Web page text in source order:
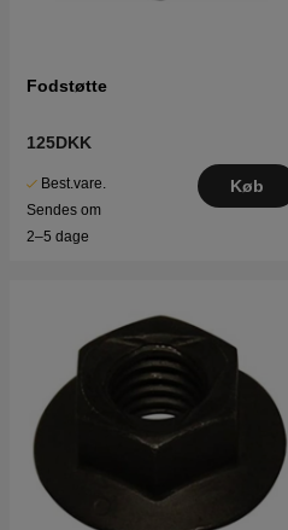
Fodstøtte
125DKK
Best.vare.
Sendes om
2–5 dage
Køb